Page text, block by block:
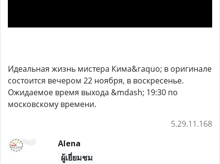
Идеальная жизнь мистера Кима&raquo; в оригинале
состоится вечером 22 ноября, в воскресенье.
Ожидаемое время выхода &mdash; 19:30 по
московскому времени.
5.29.11.168
Alena
ผู้เยี่ยมชม